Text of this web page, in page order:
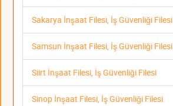
Sakarya İnşaat Filesi, İş Güvenliği Filesi
Samsun İnşaat Filesi, İş Güvenliği Filesi
Siirt İnşaat Filesi, İş Güvenliği Filesi
Sinop İnşaat Filesi, İş Güvenliği Filesi